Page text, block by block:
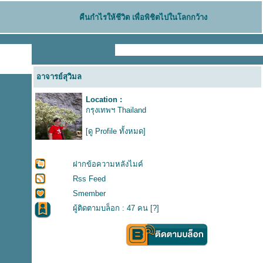
คืนกำไรให้ชีวิต เพื่อพิชิตไปในโลกกว้าง
อาจารย์สุวิมล
Location :
กรุงเทพฯ Thailand
[ดู Profile ทั้งหมด]
ฝากข้อความหลังไมค์
Rss Feed
Smember
ผู้ติดตามบล็อก : 47 คน [?]